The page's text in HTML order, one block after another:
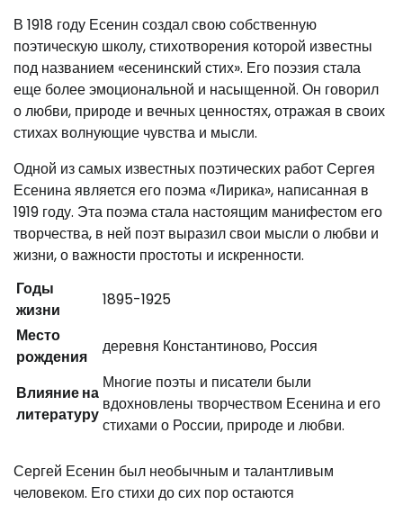
В 1918 году Есенин создал свою собственную
поэтическую школу, стихотворения которой известны
под названием «есенинский стих». Его поэзия стала
еще более эмоциональной и насыщенной. Он говорил
о любви, природе и вечных ценностях, отражая в своих
стихах волнующие чувства и мысли.
Одной из самых известных поэтических работ Сергея
Есенина является его поэма «Лирика», написанная в
1919 году. Эта поэма стала настоящим манифестом его
творчества, в ней поэт выразил свои мысли о любви и
жизни, о важности простоты и искренности.
Годы
жизни
1895-1925
Место
рождения
деревня Константиново, Россия
Влияние на
литературу
Многие поэты и писатели были
вдохновлены творчеством Есенина и его
стихами о России, природе и любви.
Сергей Есенин был необычным и талантливым
человеком. Его стихи до сих пор остаются